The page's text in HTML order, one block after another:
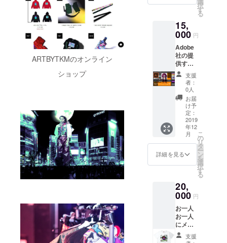
ARTBYTKMのオンライン
ショップ
ブース
や、
ション
ブラン
ドが
ポップ
アップ
形式で
出店し
ていま
す。 場
所は東
京都渋
谷区道
立地は
集客に
時は毎
月第4月
曜日夜
22時か
ら翌朝4
時！ 出
店経験
hopは使
う方 ❖
写真の
レタッ
チをし
てみた
い方 ❖
画像加
工や合
成をし
てみた
い方 こ
の一本
の動画
で、
Photos
hopの使
い方が
ちゃい
ます
【基礎
編】の
内容：
120分
使った
フィッ
クデザ
インの
つくり
方の解
説動画
「上級
編」を
ご提供
いたし
ます。
❖使い
方は何
となく
知って
るけど
いまい
いとお
悩みの
方 ❖よ
り発展
したデ
ザイン
のノウ
択
す
る
15,
000 円
Adobe
社の提
供する
グラ
フィッ
クデザ
インの
王道ソ
フト
ウェ
ア、
llustrat
orを
使った
グラ
フィッ
インの
つくり
方の解
説動画
「中級
編」を
ご提供
支援
者：
0人
お届
け予
定：
2019
年12
月
詳細を見る
こ
の
リ
タ
ー
ン
を
選
択
す
る
20,
000 円
お一人
お一人
にメッ
セージ
カード
支援